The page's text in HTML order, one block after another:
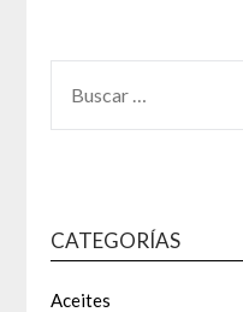
CATEGORÍAS
Aceites